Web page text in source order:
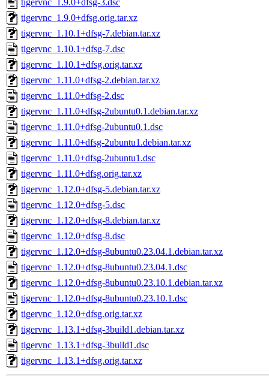
tigervnc_1.9.0+dfsg-3.dsc
tigervnc_1.9.0+dfsg.orig.tar.xz
tigervnc_1.10.1+dfsg-7.debian.tar.xz
tigervnc_1.10.1+dfsg-7.dsc
tigervnc_1.10.1+dfsg.orig.tar.xz
tigervnc_1.11.0+dfsg-2.debian.tar.xz
tigervnc_1.11.0+dfsg-2.dsc
tigervnc_1.11.0+dfsg-2ubuntu0.1.debian.tar.xz
tigervnc_1.11.0+dfsg-2ubuntu0.1.dsc
tigervnc_1.11.0+dfsg-2ubuntu1.debian.tar.xz
tigervnc_1.11.0+dfsg-2ubuntu1.dsc
tigervnc_1.11.0+dfsg.orig.tar.xz
tigervnc_1.12.0+dfsg-5.debian.tar.xz
tigervnc_1.12.0+dfsg-5.dsc
tigervnc_1.12.0+dfsg-8.debian.tar.xz
tigervnc_1.12.0+dfsg-8.dsc
tigervnc_1.12.0+dfsg-8ubuntu0.23.04.1.debian.tar.xz
tigervnc_1.12.0+dfsg-8ubuntu0.23.04.1.dsc
tigervnc_1.12.0+dfsg-8ubuntu0.23.10.1.debian.tar.xz
tigervnc_1.12.0+dfsg-8ubuntu0.23.10.1.dsc
tigervnc_1.12.0+dfsg.orig.tar.xz
tigervnc_1.13.1+dfsg-3build1.debian.tar.xz
tigervnc_1.13.1+dfsg-3build1.dsc
tigervnc_1.13.1+dfsg.orig.tar.xz